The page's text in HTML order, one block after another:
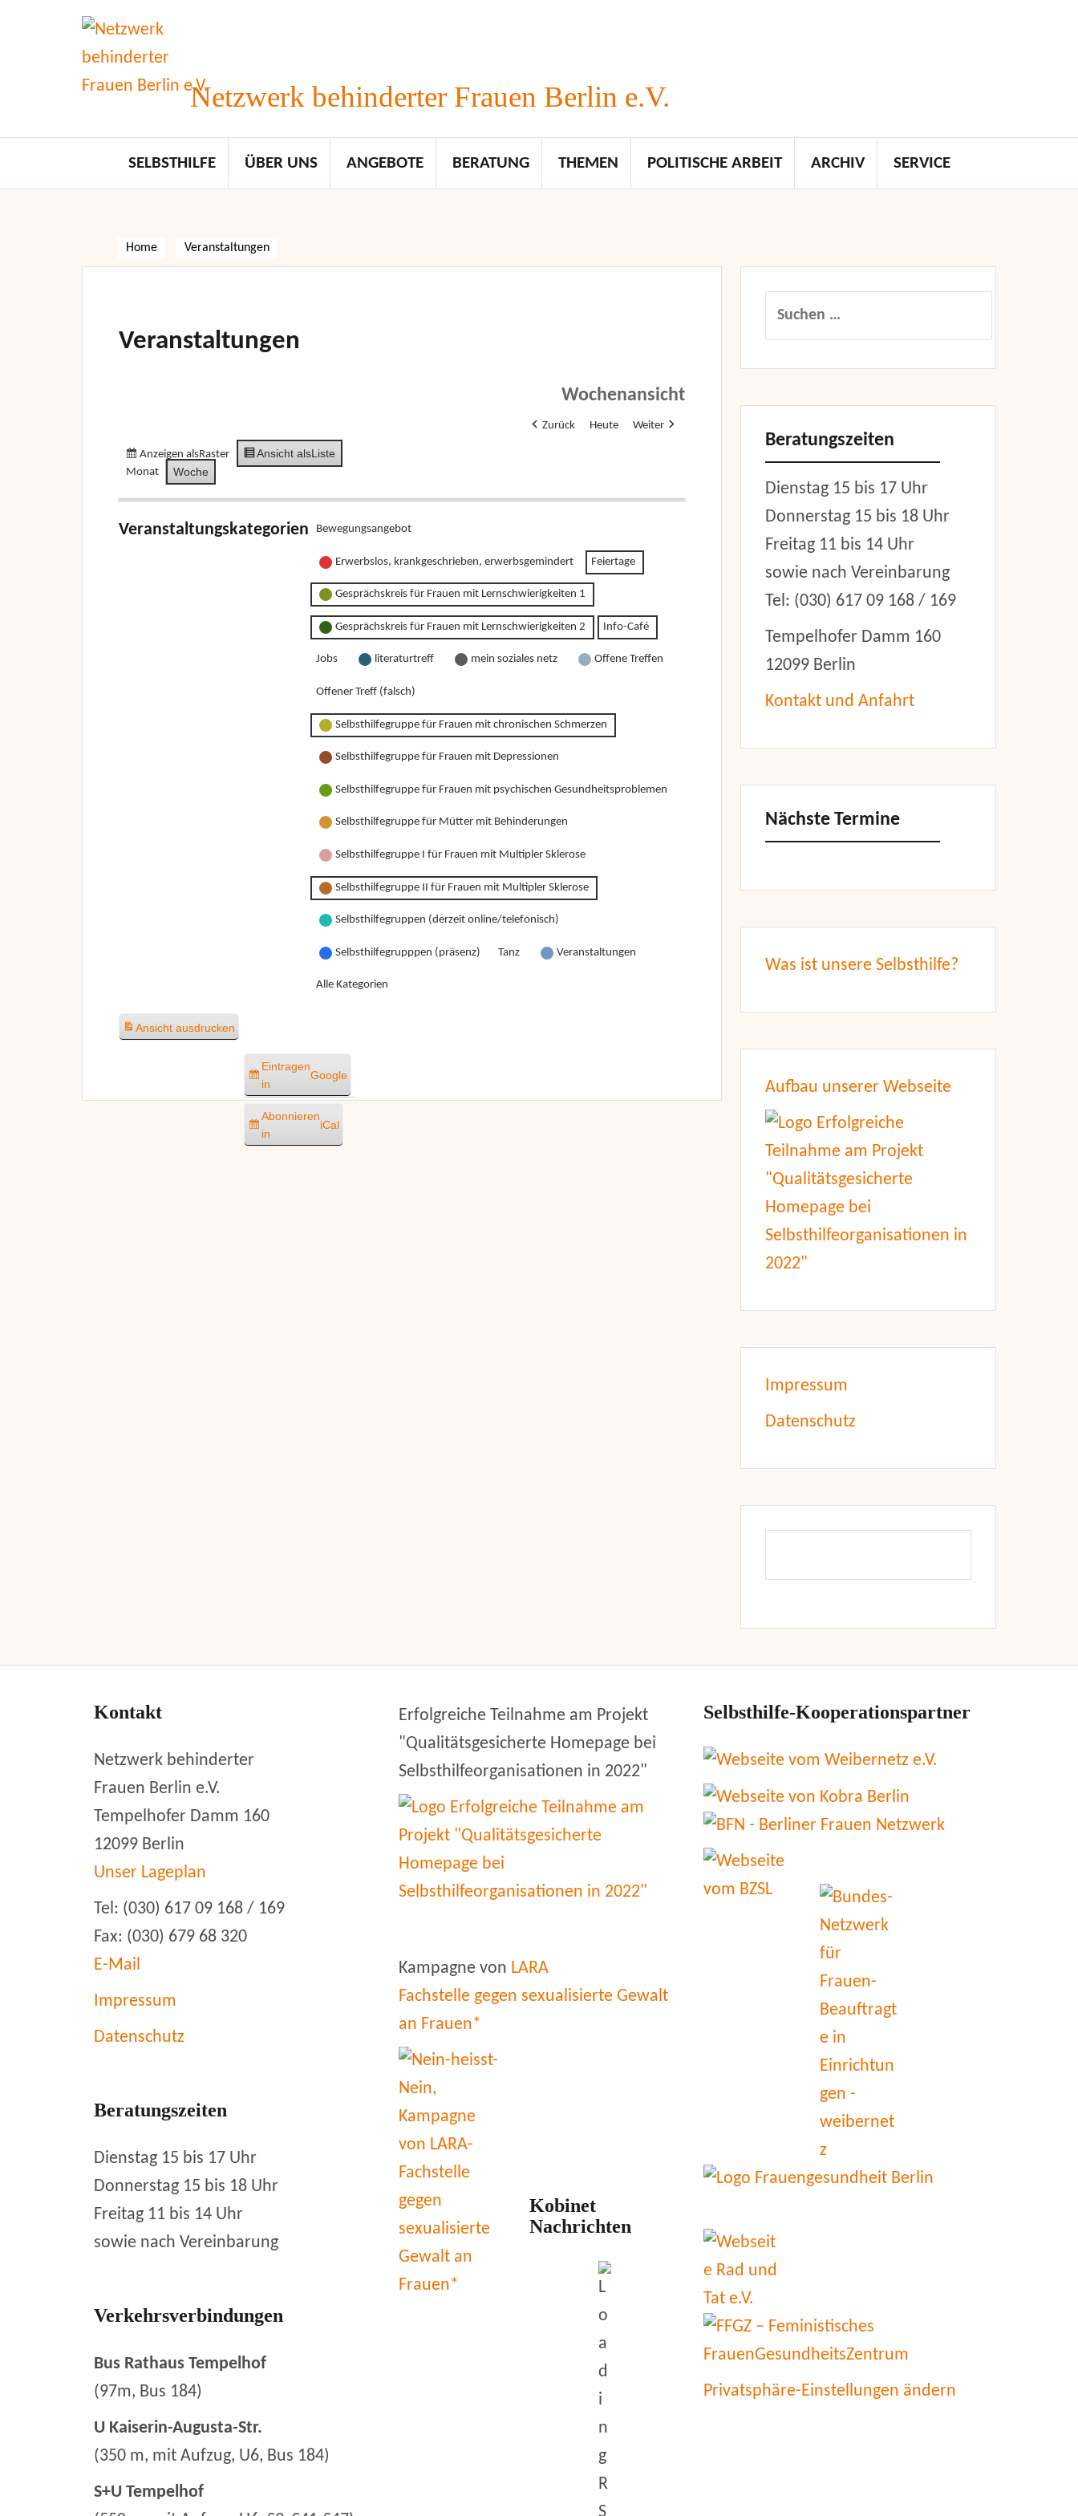
Netzwerk behinderter Frauen Berlin e.V.
SELBSTHILFE ÜBER UNS ANGEBOTE BERATUNG THEMEN POLITISCHE ARBEIT ARCHIV SERVICE
Home Veranstaltungen
Veranstaltungen
Wochenansicht
Anzeigen alsRaster Ansicht alsListe
Monat Woche
Zurück Heute Weiter
Veranstaltungskategorien Bewegungsangebot
Erwerbslos, krankgeschrieben, erwerbsgemindert Feiertage
Gesprächskreis für Frauen mit Lernschwierigkeiten 1
Gesprächskreis für Frauen mit Lernschwierigkeiten 2 Info-Café
Jobs literaturtreff mein soziales netz Offene Treffen
Offener Treff (falsch)
Selbsthilfegruppe für Frauen mit chronischen Schmerzen
Selbsthilfegruppe für Frauen mit Depressionen
Selbsthilfegruppe für Frauen mit psychischen Gesundheitsproblemen
Selbsthilfegruppe für Mütter mit Behinderungen
Selbsthilfegruppe I für Frauen mit Multipler Sklerose
Selbsthilfegruppe II für Frauen mit Multipler Sklerose
Selbsthilfegruppen (derzeit online/telefonisch)
Selbsthilfegrupppen (präsenz) Tanz Veranstaltungen
Alle Kategorien
Ansicht ausdrucken
Eintragen
in
Google
Abonnieren
in
iCal
Suchen
Beratungszeiten
Dienstag 15 bis 17 Uhr
Donnerstag 15 bis 18 Uhr
Freitag 11 bis 14 Uhr
sowie nach Vereinbarung
Tel: (030) 617 09 168 / 169
Tempelhofer Damm 160
12099 Berlin
Kontakt und Anfahrt
Nächste Termine
Was ist unsere Selbsthilfe?
Aufbau unserer Webseite
Impressum
Datenschutz
Kontakt
Netzwerk behinderter
Frauen Berlin e.V.
Tempelhofer Damm 160
12099 Berlin
Unser Lageplan
Tel: (030) 617 09 168 / 169
Fax: (030) 679 68 320
E-Mail
Impressum
Datenschutz
Beratungszeiten
Dienstag 15 bis 17 Uhr
Donnerstag 15 bis 18 Uhr
Freitag 11 bis 14 Uhr
sowie nach Vereinbarung
Verkehrsverbindungen
Bus Rathaus Tempelhof
(97m, Bus 184)
U Kaiserin-Augusta-Str.
(350 m, mit Aufzug, U6, Bus 184)
S+U Tempelhof
Erfolgreiche Teilnahme am Projekt
"Qualitätsgesicherte Homepage bei
Selbsthilfeorganisationen in 2022"
Kampagne von LARA
Fachstelle gegen sexualisierte Gewalt
an Frauen*
Kobinet
Nachrichten
Selbsthilfe-Kooperationspartner
Privatsphäre-Einstellungen ändern